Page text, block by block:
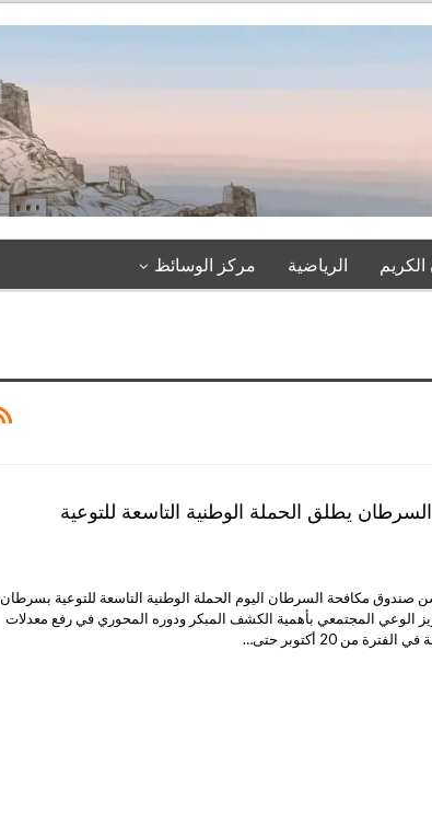
الرياضية مركز الوسائظ
يطلق الحملة الوطنية التاسعة للتوعية
صندوق مكافحة السرطان اليوم الحملة الوطنية التاسعة للتوعية بسرطان
الوعي المجتمعي بأهمية الكشف المبكر ودوره المحوري في رفع معدلات
من 20 أكتوبر حتى…